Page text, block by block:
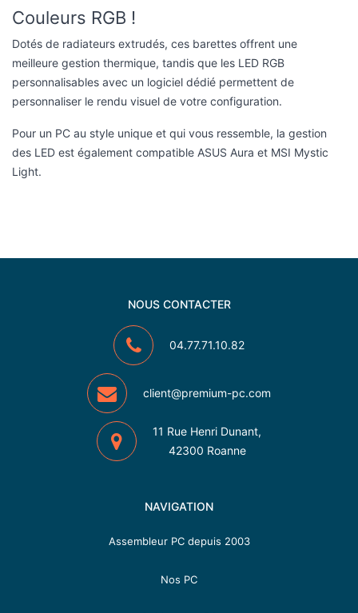
Couleurs RGB !
Dotés de radiateurs extrudés, ces barettes offrent une
meilleure gestion thermique, tandis que les LED RGB
personnalisables avec un logiciel dédié permettent de
personnaliser le rendu visuel de votre configuration.
Pour un PC au style unique et qui vous ressemble, la gestion
des LED est également compatible ASUS Aura et MSI Mystic
Light.
NOUS CONTACTER
04.77.71.10.82
client@premium-pc.com
11 Rue Henri Dunant,
42300 Roanne
NAVIGATION
Assembleur PC depuis 2003
Nos PC